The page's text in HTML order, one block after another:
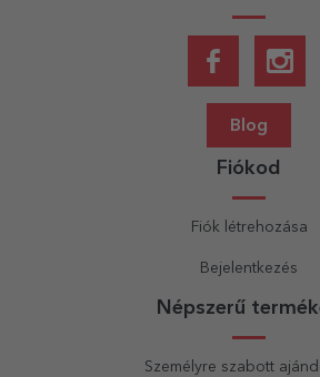
Blog
Fiókod
Fiók létrehozása
Bejelentkezés
Népszerű
Személyre szabott